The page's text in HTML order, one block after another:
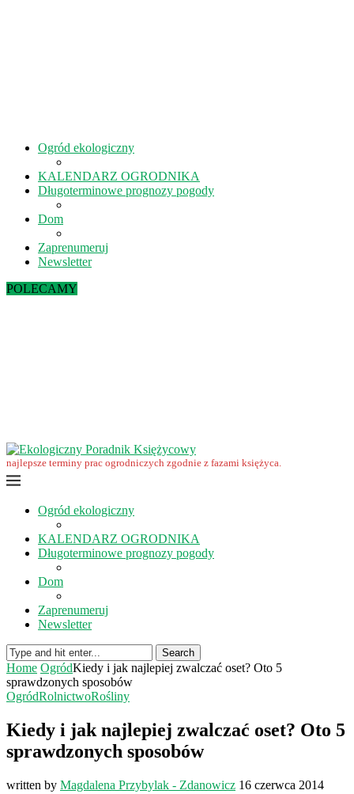
Ogród ekologiczny
KALENDARZ OGRODNIKA
Długoterminowe prognozy pogody
Dom
Zaprenumeruj
Newsletter
POLECAMY
najlepsze terminy prac ogrodniczych zgodnie z fazami księżyca.
Ogród ekologiczny
KALENDARZ OGRODNIKA
Długoterminowe prognozy pogody
Dom
Zaprenumeruj
Newsletter
Search
Home OgródKiedy i jak najlepiej zwalczać oset? Oto 5
sprawdzonych sposobów
OgródRolnictwoRośliny
Kiedy i jak najlepiej zwalczać oset? Oto 5
sprawdzonych sposobów
written by Magdalena Przybylak - Zdanowicz 16 czerwca 2014